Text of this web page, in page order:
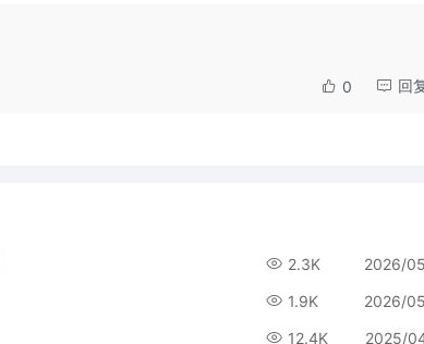
0 回
2.3K 2026/
1.9K 2026/
12.4K 2025/